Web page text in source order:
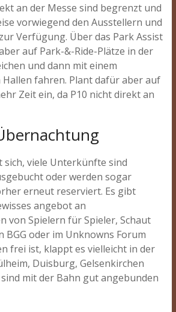
an der Messe sind begrenzt und
vorwiegend den Ausstellern und
Verfügung. Über das Park Assist
auf Park-&-Ride-Plätze in der
und dann mit einem
fahren. Plant dafür aber auf
Zeit ein, da P10 nicht direkt an
sich, viele Unterkünfte sind
oder werden sogar
erneut reserviert. Es gibt
angebot an
von Spielern für Spieler, Schaut
BGG oder im Unknowns Forum
frei ist, klappt es vielleicht in der
Duisburg, Gelsenkirchen
mit der Bahn gut angebunden